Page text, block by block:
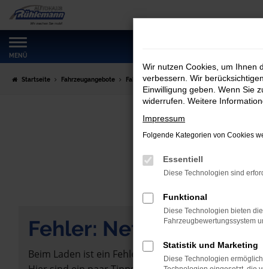
Zum
Hauptinhalt
springen
MENÜ
Startseite Fahrzeugangebote Fahrzeugmarkt
Fehler: Network Error
Beim Laden ist ein Fehler aufgetreten.
Wir nutzen Cookies, um Ihnen
verbessern. Wir
Einwilligung geben. Wenn Sie
widerrufen. Weitere
Impressum
Folgende Kategorien von Cookies
Essentiell
Diese Technologien sind
Funktional
Diese Technologien bieten
Fahrzeugbewertungssystem
Statistik und Marketing
Diese Technologien